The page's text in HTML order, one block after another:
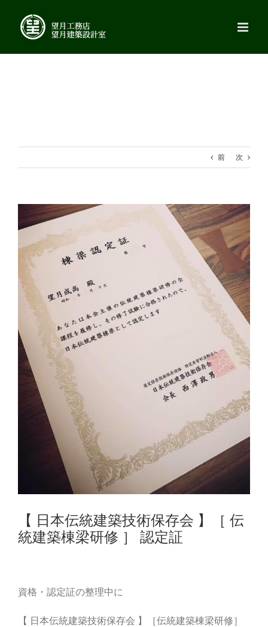
content
前 次
Larger
Image
【 日本伝統建築技術保存会 】［ 伝
統建築棟梁研修 ］ 認定証
資格・認定証の整理中に
【 日本伝統建築技術保存会 】［伝統建築棟梁研修］